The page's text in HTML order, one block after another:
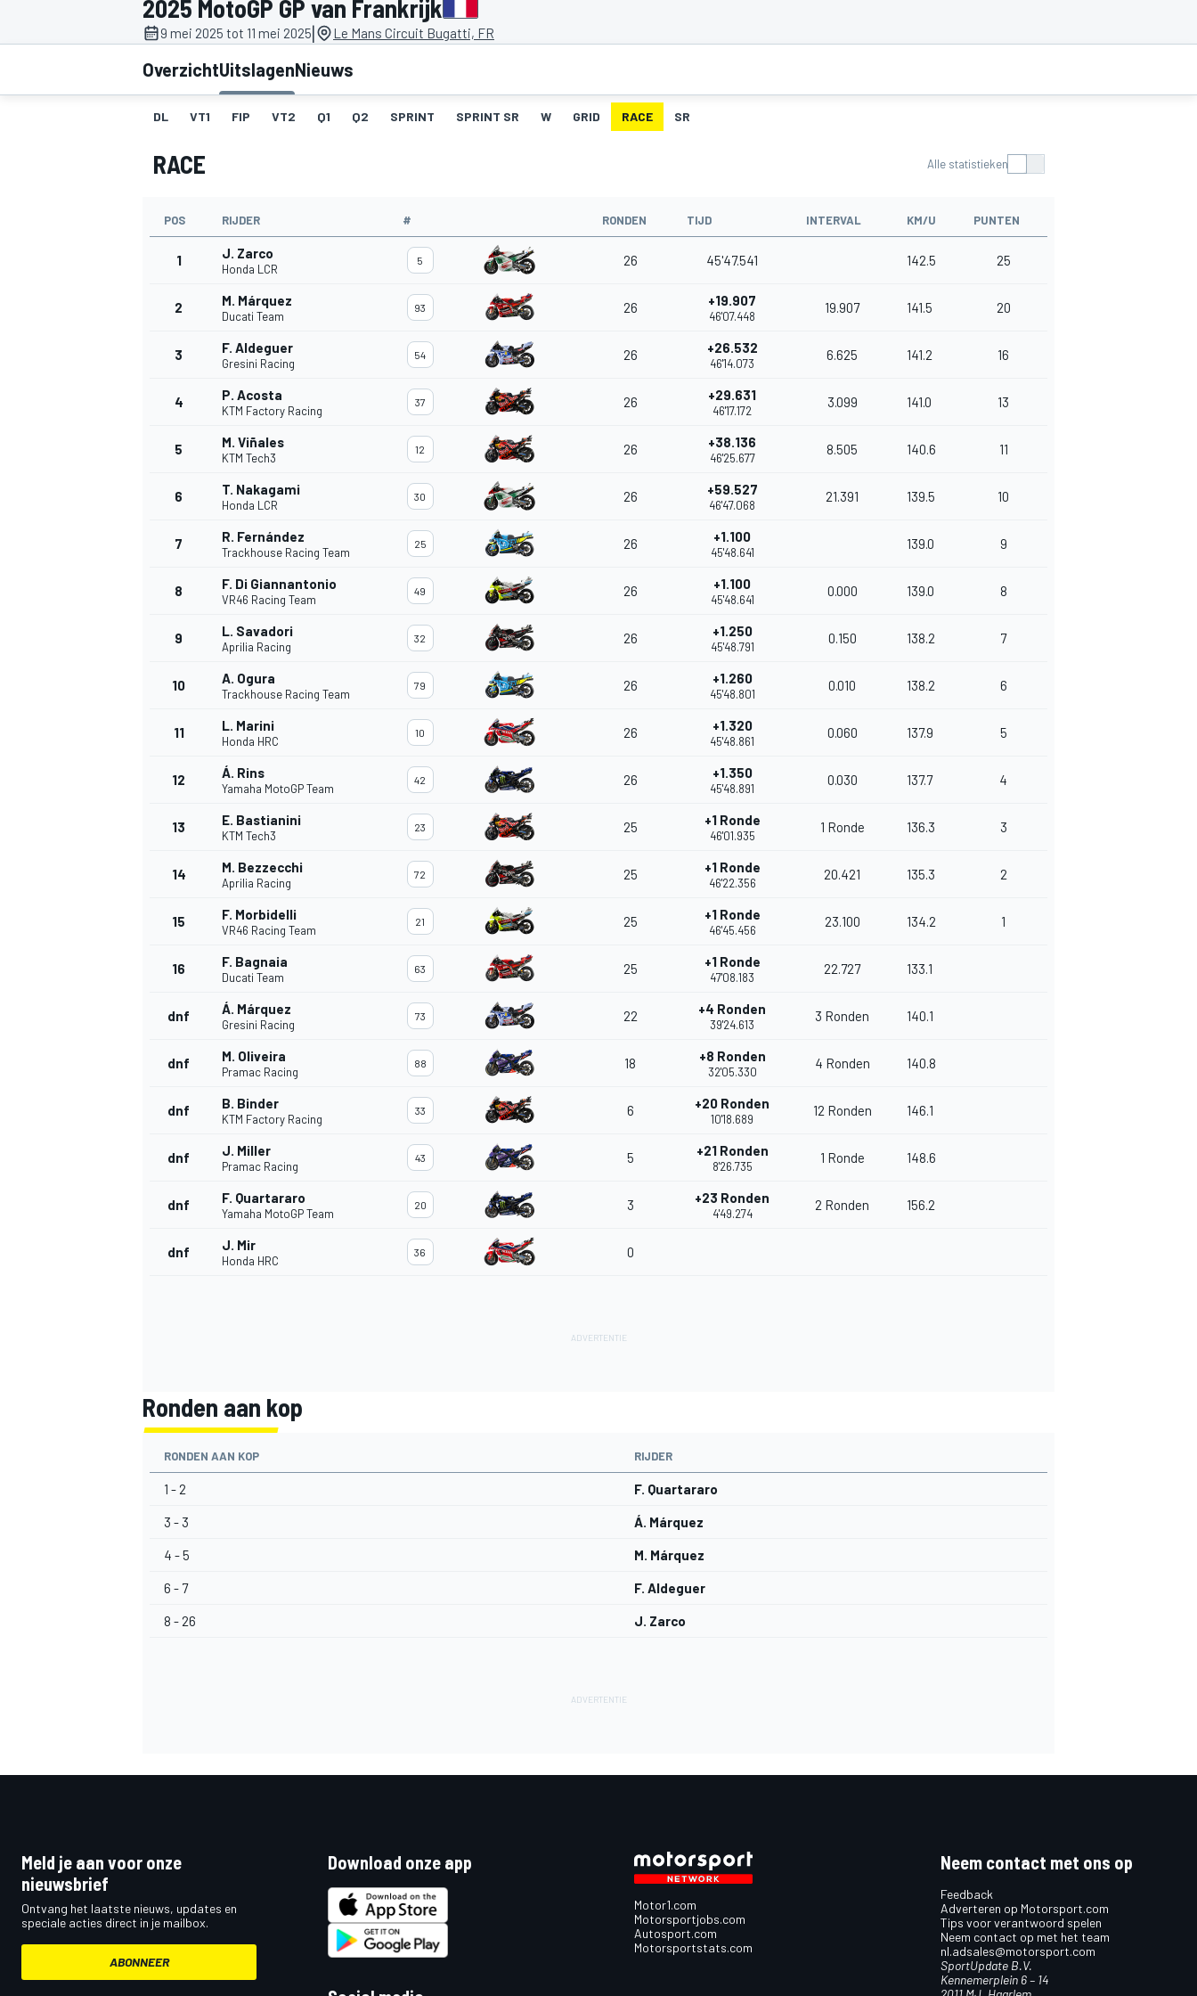
2025 MotoGP GP van Frankrijk
9 mei 2025 tot 11 mei 2025| Le Mans Circuit Bugatti, FR
OverzichtUitslagenNieuws
DL VT1 FIP VT2 Q1 Q2 SPRINT SPRINT SR W GRID RACE SR
RACE Alle statistieken
POS RIJDER # RONDEN TIJD INTERVAL KM/U PUNTEN
1 J. Zarco
Honda LCR
5 26 45'47.541 142.5 25
2 M. Márquez
Ducati Team
93 26 +19.907
46'07.448
19.907 141.5 20
3 F. Aldeguer
Gresini Racing
54 26 +26.532
46'14.073
6.625 141.2 16
4 P. Acosta
KTM Factory Racing
37 26 +29.631
46'17.172
3.099 141.0 13
5 M. Viñales
KTM Tech3
12 26 +38.136
46'25.677
8.505 140.6 11
6 T. Nakagami
Honda LCR
30 26 +59.527
46'47.068
21.391 139.5 10
7 R. Fernández
Trackhouse Racing Team
25 26 +1.100
45'48.641
139.0 9
8 F. Di Giannantonio
VR46 Racing Team
49 26 +1.100
45'48.641
0.000 139.0 8
9 L. Savadori
Aprilia Racing
32 26 +1.250
45'48.791
0.150 138.2 7
10 A. Ogura
Trackhouse Racing Team
79 26 +1.260
45'48.801
0.010 138.2 6
11 L. Marini
Honda HRC
10 26 +1.320
45'48.861
0.060 137.9 5
12 Á. Rins
Yamaha MotoGP Team
42 26 +1.350
45'48.891
0.030 137.7 4
13 E. Bastianini
KTM Tech3
23 25 +1 Ronde
46'01.935
1 Ronde 136.3 3
14 M. Bezzecchi
Aprilia Racing
72 25 +1 Ronde
46'22.356
20.421 135.3 2
15 F. Morbidelli
VR46 Racing Team
21 25 +1 Ronde
46'45.456
23.100 134.2 1
16 F. Bagnaia
Ducati Team
63 25 +1 Ronde
47'08.183
22.727 133.1
dnf Á. Márquez
Gresini Racing
73 22 +4 Ronden
39'24.613
3 Ronden 140.1
dnf M. Oliveira
Pramac Racing
88 18 +8 Ronden
32'05.330
4 Ronden 140.8
dnf B. Binder
KTM Factory Racing
33 6 +20 Ronden
10'18.689
12 Ronden 146.1
dnf J. Miller
Pramac Racing
43 5 +21 Ronden
8'26.735
1 Ronde 148.6
dnf F. Quartararo
Yamaha MotoGP Team
20 3 +23 Ronden
4'49.274
2 Ronden 156.2
dnf J. Mir
Honda HRC
36 0
Ronden aan kop
RONDEN AAN KOP RIJDER
1 - 2 F. Quartararo
3 - 3 Á. Márquez
4 - 5 M. Márquez
6 - 7 F. Aldeguer
8 - 26 J. Zarco
Meld je aan voor onze
nieuwsbrief
Ontvang het laatste nieuws, updates en
speciale acties direct in je mailbox.
ABONNEER
Download onze app
Motor1.com
Motorsportjobs.com
Autosport.com
Motorsportstats.com
Neem contact met ons op
Feedback
Adverteren op Motorsport.com
Tips voor verantwoord spelen
Neem contact op met het team
nl.adsales@motorsport.com
SportUpdate B.V.
Kennemerplein 6 – 14